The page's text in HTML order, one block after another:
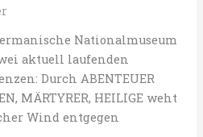
Nationalmuseum
aktuell laufenden
Durch ABENTEUER
MÄRTYRER, HEILIGE weht
Wind entgegen